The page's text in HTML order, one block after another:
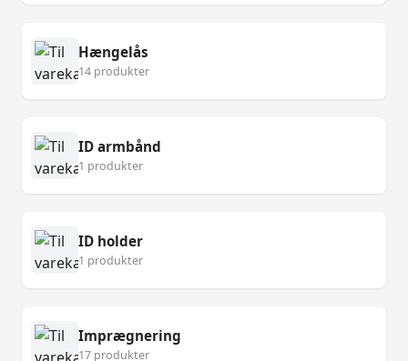
Hængelås
14 produkter
ID armbånd
1 produkter
ID holder
1 produkter
Imprægnering
17 produkter